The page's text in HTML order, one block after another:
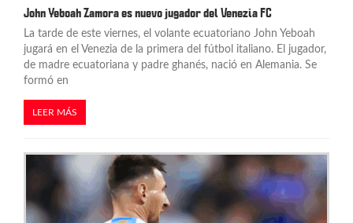
d
a
s
John Yeboah Zamora es nuevo jugador del Venezia FC
La tarde de este viernes, el volante ecuatoriano John Yeboah
jugará en el Venezia de la primera del fútbol italiano. El jugador,
de madre ecuatoriana y padre ghanés, nació en Alemania. Se
formó en
LEER MÁS